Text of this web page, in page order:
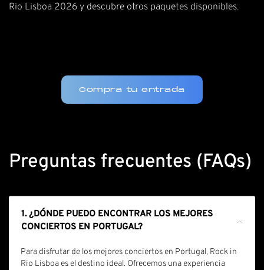
Rio Lisboa 2026 y descubre otros paquetes disponibles.
Compra tu entrada
Preguntas frecuentes (FAQs)
1. ¿DÓNDE PUEDO ENCONTRAR LOS MEJORES
CONCIERTOS EN PORTUGAL?
Para disfrutar de los mejores conciertos en Portugal, Rock in
Rio Lisboa es el destino ideal. Ofrecemos una experiencia